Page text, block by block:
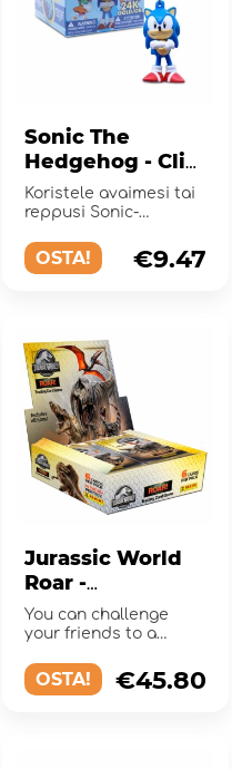
Sonic The
Hedgehog - Clip
On
Koristele avaimesi tai
reppusi Sonic-
OSTA! €9.47
Jurassic World
Roar -
Collectible
Cards Booster
You can challenge
your friends to a
with dinosaur cards!
OSTA! €45.80